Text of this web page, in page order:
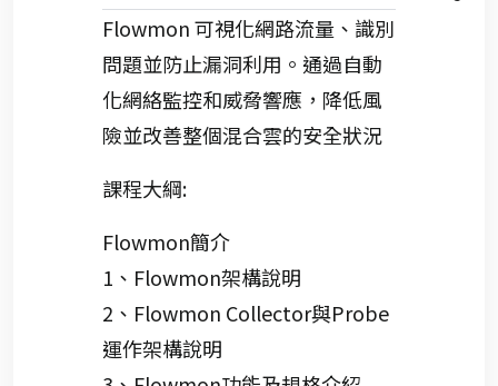
Flowmon可視化網路流量、識別
問題並防止漏洞利用。通過自動
化網絡監控和威脅響應，降低風
險並改善整個混合雲的安全狀況
課程大綱:
Flowmon簡介
1、Flowmon架構說明
2、Flowmon Collector與Probe
運作架構說明